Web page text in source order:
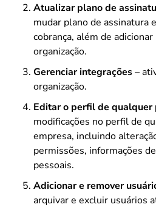
Atualizar plano de
mudar plano de assinatura
cobrança, além de
organização.
Gerenciar integrações–
organização.
Editar o perfil de qualquer
modificações no perfil de
empresa, incluindo
permissões, informações
pessoais.
Adicionar e remover
arquivar e excluir usuários